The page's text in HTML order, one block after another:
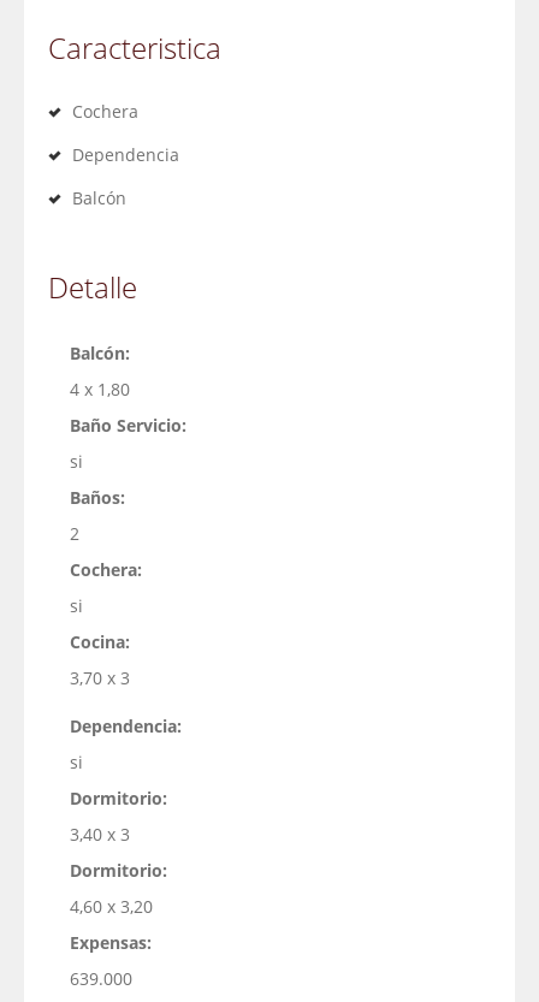
Caracteristica
Cochera
Dependencia
Balcón
Detalle
Balcón:
4 x 1,80
Baño Servicio:
si
Baños:
2
Cochera:
si
Cocina:
3,70 x 3
Dependencia:
si
Dormitorio:
3,40 x 3
Dormitorio:
4,60 x 3,20
Expensas:
639.000